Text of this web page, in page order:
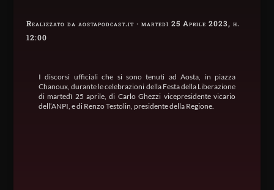
Realizzato da aostapodcast.it · martedì 25 Aprile 2023, h.
12:00
I discorsi ufficiali che si sono tenuti ad Aosta, in piazza
Chanoux, durante le celebrazioni della Festa della Liberazione
di martedì 25 aprile, di Carlo Ghezzi vicepresidente vicario
dell’ANPI, e di Renzo Testolin, presidente della Regione.